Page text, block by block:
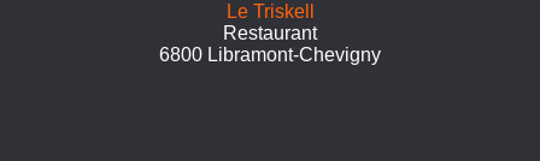
Le Triskell
Restaurant
6800 Libramont-Chevigny